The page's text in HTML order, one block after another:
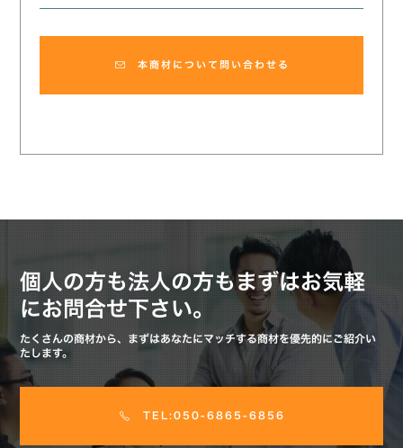
本商材について問い合わせる
個人の方も法人の方もまずはお気軽
にお問合せ下さい。
たくさんの商材から、まずはあなたにマッチする商材を優先的にご紹介い
たします。
TEL:050-6865-6856